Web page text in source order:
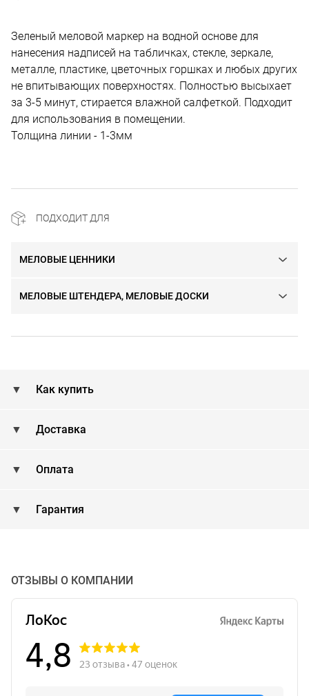
Зеленый меловой маркер на водной основе для
нанесения надписей на табличках, стекле, зеркале,
металле, пластике, цветочных горшках и любых других
не впитывающих поверхностях. Полностью высыхает
за 3-5 минут, стирается влажной салфеткой. Подходит
для использования в помещении.
Толщина линии - 1-3мм
ПОДХОДИТ ДЛЯ
МЕЛОВЫЕ ЦЕННИКИ
МЕЛОВЫЕ ШТЕНДЕРА, МЕЛОВЫЕ ДОСКИ
Как купить
Доставка
Оплата
Гарантия
ОТЗЫВЫ О КОМПАНИИ